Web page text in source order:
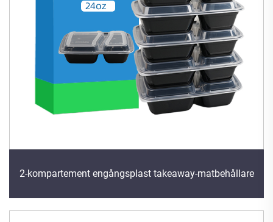
2-kompartement engångsplast takeaway-matbehållare